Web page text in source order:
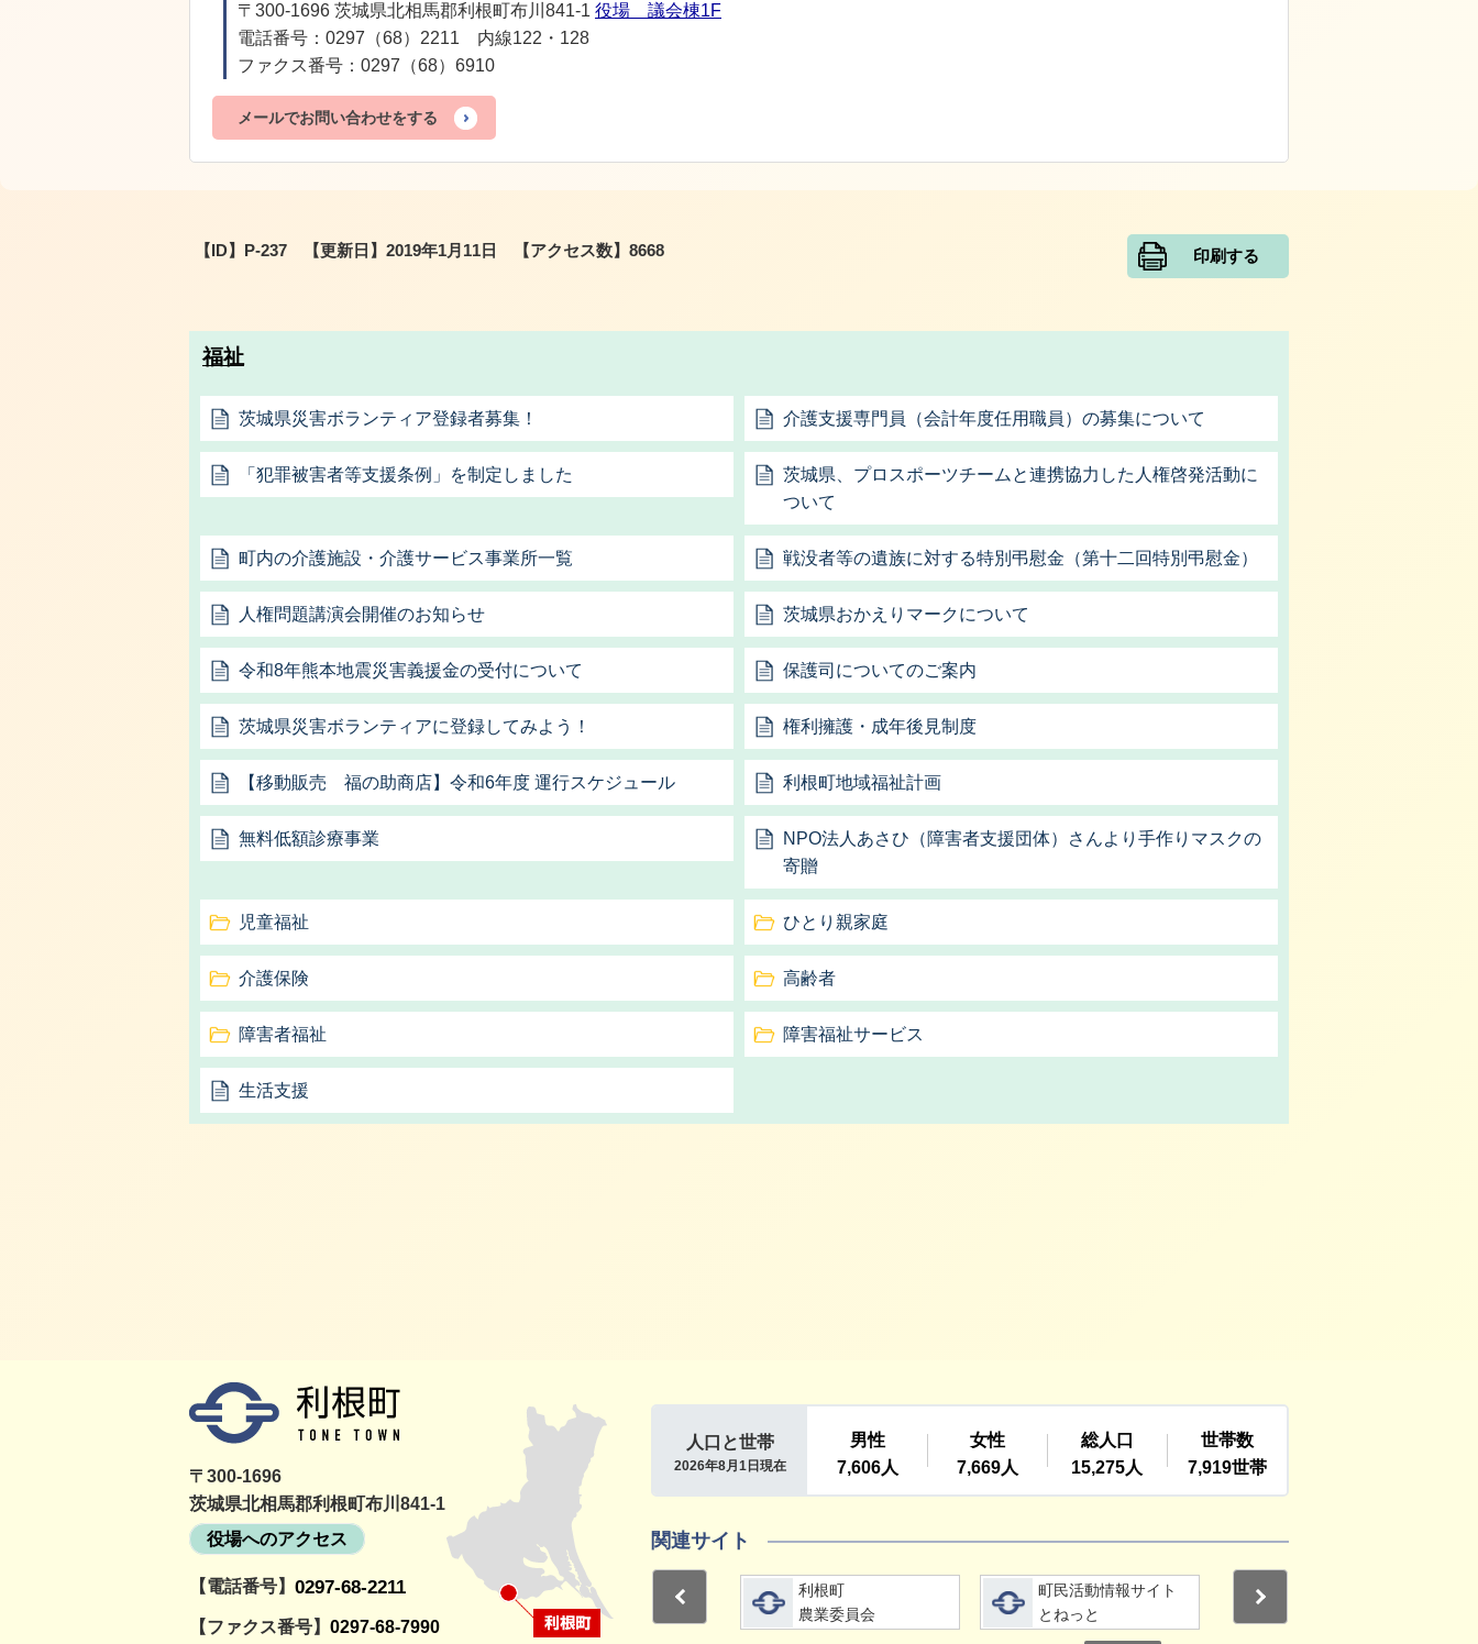
〒300-1696 茨城県北相馬郡利根町布川841-1 役場 議会棟1F
電話番号：0297（68）2211 内線122・128
ファクス番号：0297（68）6910
メールでお問い合わせをする
【ID】 P-237 【更新日】 2019年1月11日 【アクセス数】 8668 印刷する
福祉
茨城県災害ボランティア登録者募集！ 介護支援専門員（会計年度任用職員）の募集について
「犯罪被害者等支援条例」を制定しました
茨城県、プロスポーツチームと連携協力した人権啓発活動に
ついて
町内の介護施設・介護サービス事業所一覧 戦没者等の遺族に対する特別弔慰金（第十二回特別弔慰金）
人権問題講演会開催のお知らせ 茨城県おかえりマークについて
令和8年熊本地震災害義援金の受付について 保護司についてのご案内
茨城県災害ボランティアに登録してみよう！ 権利擁護・成年後見制度
【移動販売 福の助商店】令和6年度 運行スケジュール 利根町地域福祉計画
無料低額診療事業
NPO法人あさひ（障害者支援団体）さんより手作りマスクの
寄贈
児童福祉 ひとり親家庭
介護保険 高齢者
障害者福祉 障害福祉サービス
生活支援
〒300-1696
茨城県北相馬郡利根町布川841-1
役場へのアクセス
【電話番号】 0297-68-2211
【ファクス番号】 0297-68-7990
関連サイト
町民活動情報サイト
詳細をみる
利根町社会福祉協議
会
詳細をみる
利根町
選挙管理委員会
詳細をみる
利根町
農業委員会
詳細をみる
町民活動情報サイト
とねっと
Previous